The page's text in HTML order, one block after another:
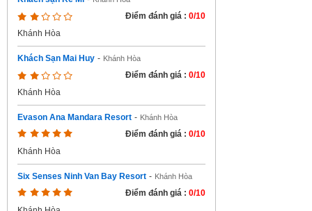
Điểm đánh giá : 0/10
Khánh Hòa
Khách Sạn Mai Huy - Khánh Hòa
Điểm đánh giá : 0/10
Khánh Hòa
Evason Ana Mandara Resort - Khánh Hòa
Điểm đánh giá : 0/10
Khánh Hòa
Six Senses Ninh Van Bay Resort - Khánh Hòa
Điểm đánh giá : 0/10